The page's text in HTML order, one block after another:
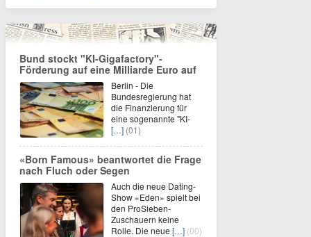
Bund stockt "KI-Gigafactory"-
Förderung auf eine Milliarde Euro auf
Berlin - Die
Bundesregierung hat
die Finanzierung für
eine sogenannte "KI-
[…] (01)
«Born Famous» beantwortet die Frage
nach Fluch oder Segen
Auch die neue Dating-
Show «Eden» spielt bei
den ProSieben-
Zuschauern keine
Rolle. Die neue […] (00)